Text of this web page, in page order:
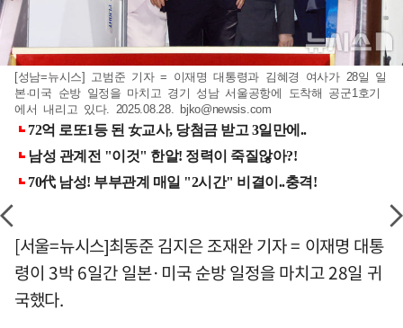
[성남=뉴시스] 고범준 기자 = 이재명 대통령과 김혜경 여사가 28일 일
본·미국 순방 일정을 마치고 경기 성남 서울공항에 도착해 공군1호기
에서 내리고 있다. 2025.08.28. bjko@newsis.com
[서울=뉴시스]최동준 김지은 조재완 기자 = 이재명 대통
령이 3박 6일간 일본·미국 순방 일정을 마치고 28일 귀
국했다.